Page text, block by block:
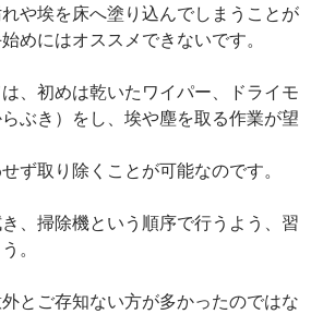
や埃を床へ塗り込んでしまうことが
めにはオススメできないです。
、初めは乾いたワイパー、ドライモ
ぶき）をし、埃や塵を取る作業が望
ず取り除くことが可能なのです。
、掃除機という順序で行うよう、習
。
とご存知ない方が多かったのではな